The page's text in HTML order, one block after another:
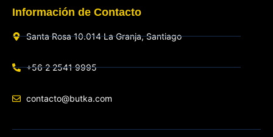
Información de Contacto
Santa Rosa 10.014 La Granja, Santiago
+56 2 2541 9995
contacto@butka.com